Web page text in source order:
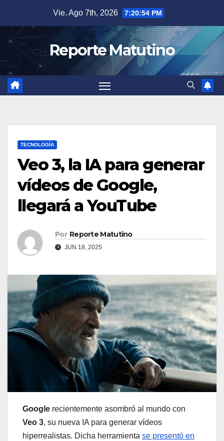
contenido
Vie. Ago 7th, 2026 7:20:55 PM
Reporte Matutino
TECNOLOGÍA
Veo 3, la IA para generar
vídeos de Google,
llegará a YouTube
Por Reporte Matutino
JUN 18, 2025
Google recientemente asombró al mundo con
Veo 3, su nueva IA para generar vídeos
hiperrealistas. Dicha herramienta se presentó en